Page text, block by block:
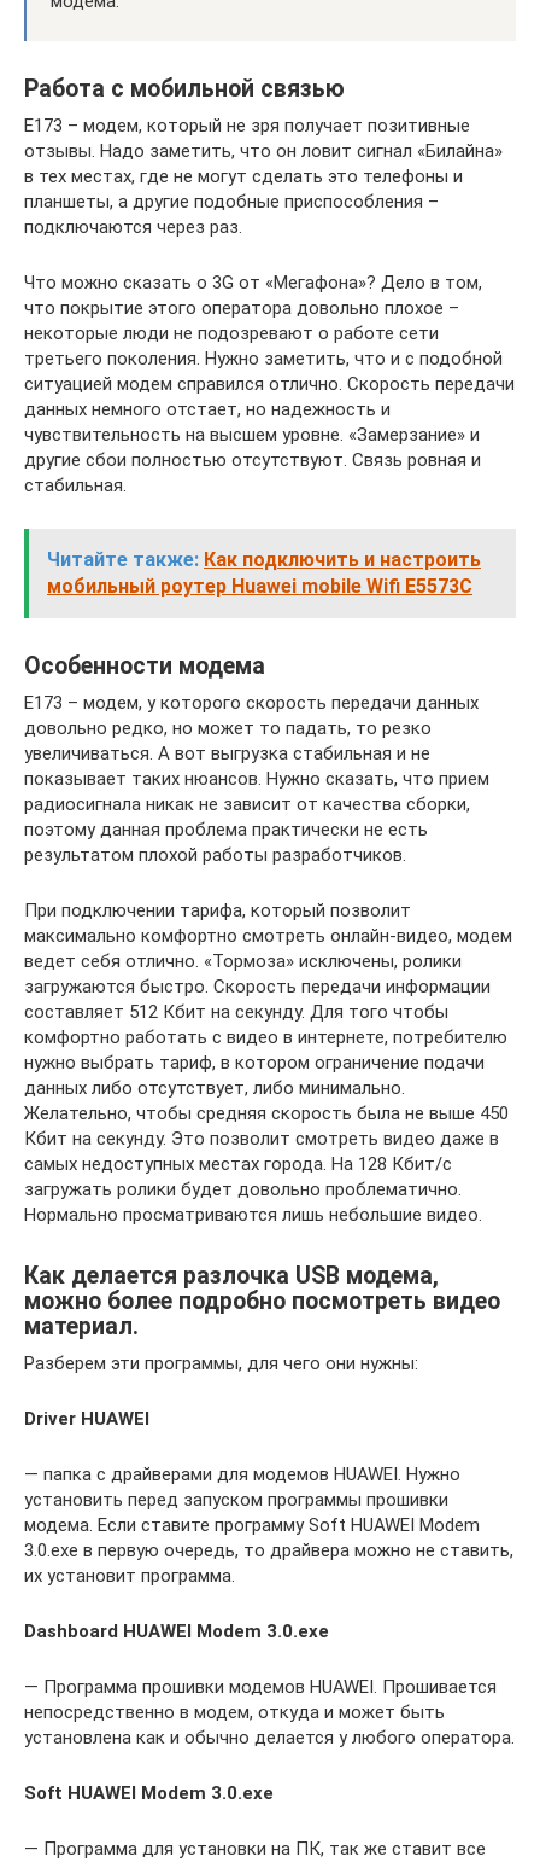
Работа с мобильной связью
E173 – модем, который не зря получает позитивные
отзывы. Надо заметить, что он ловит сигнал «Билайна»
в тех местах, где не могут сделать это телефоны и
планшеты, а другие подобные приспособления –
подключаются через раз.
Что можно сказать о 3G от «Мегафона»? Дело в том,
что покрытие этого оператора довольно плохое –
некоторые люди не подозревают о работе сети
третьего поколения. Нужно заметить, что и с подобной
ситуацией модем справился отлично. Скорость передачи
данных немного отстает, но надежность и
чувствительность на высшем уровне. «Замерзание» и
другие сбои полностью отсутствуют. Связь ровная и
стабильная.
Читайте также: Как подключить и настроить
мобильный роутер Huawei mobile Wifi E5573C
Особенности модема
E173 – модем, у которого скорость передачи данных
довольно редко, но может то падать, то резко
увеличиваться. А вот выгрузка стабильная и не
показывает таких нюансов. Нужно сказать, что прием
радиосигнала никак не зависит от качества сборки,
поэтому данная проблема практически не есть
результатом плохой работы разработчиков.
При подключении тарифа, который позволит
максимально комфортно смотреть онлайн-видео, модем
ведет себя отлично. «Тормоза» исключены, ролики
загружаются быстро. Скорость передачи информации
составляет 512 Кбит на секунду. Для того чтобы
комфортно работать с видео в интернете, потребителю
нужно выбрать тариф, в котором ограничение подачи
данных либо отсутствует, либо минимально.
Желательно, чтобы средняя скорость была не выше 450
Кбит на секунду. Это позволит смотреть видео даже в
самых недоступных местах города. На 128 Кбит/с
загружать ролики будет довольно проблематично.
Нормально просматриваются лишь небольшие видео.
Как делается разлочка USB модема,
можно более подробно посмотреть видео
материал.
Разберем эти программы, для чего они нужны:
Driver HUAWEI
— папка с драйверами для модемов HUAWEI. Нужно
установить перед запуском программы прошивки
модема. Если ставите программу Soft HUAWEI Modem
3.0.exe в первую очередь, то драйвера можно не ставить,
их установит программа.
Dashboard HUAWEI Modem 3.0.exe
— Программа прошивки модемов HUAWEI. Прошивается
непосредственно в модем, откуда и может быть
установлена как и обычно делается у любого оператора.
Soft HUAWEI Modem 3.0.exe
— Программа для установки на ПК, так же ставит все